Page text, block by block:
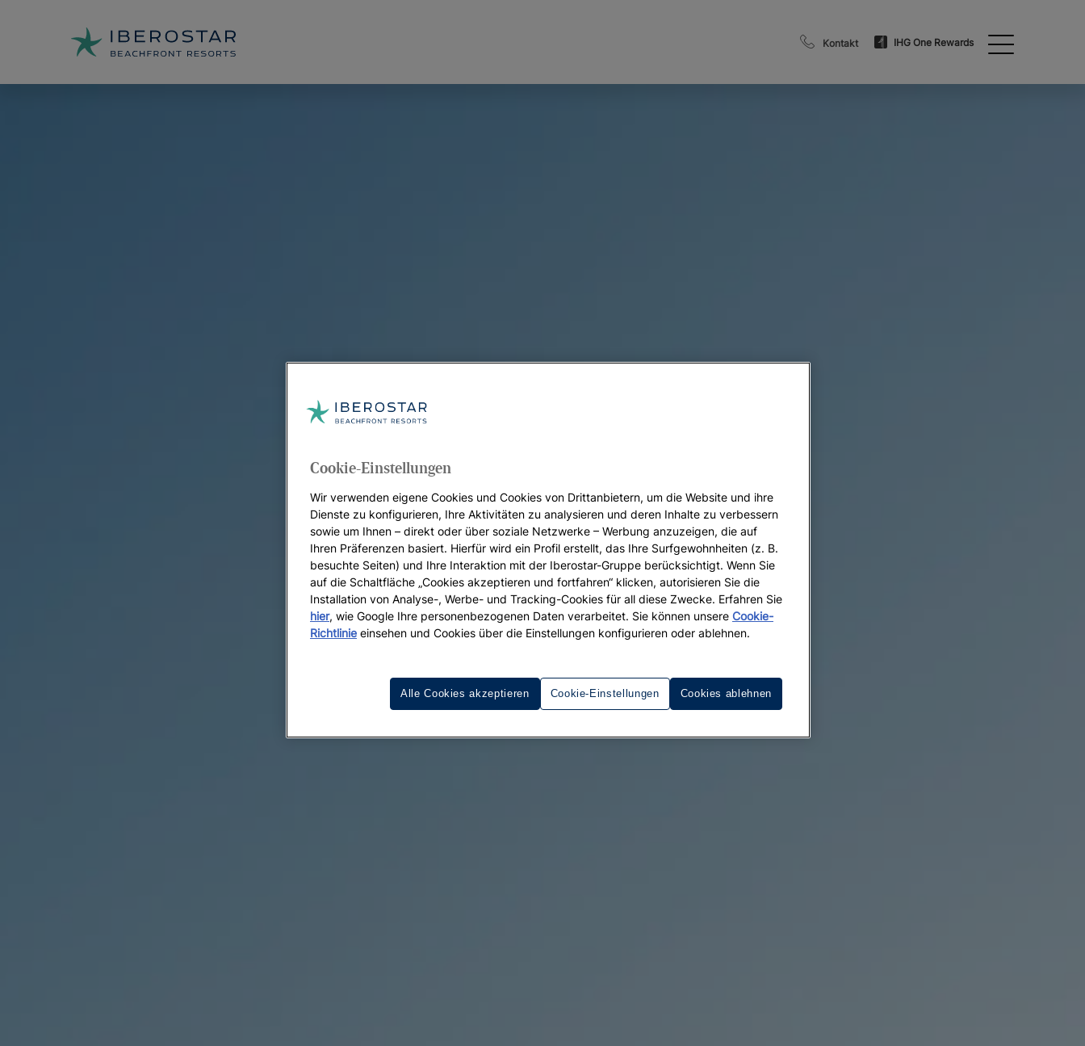
Kontakt IHG One Rewards
Cookie-Einstellungen
Wir verwenden eigene Cookies und Cookies von Drittanbietern, um die Website und ihre
Dienste zu konfigurieren, Ihre Aktivitäten zu analysieren und deren Inhalte zu verbessern
sowie um Ihnen – direkt oder über soziale Netzwerke – Werbung anzuzeigen, die auf
Ihren Präferenzen basiert. Hierfür wird ein Profil erstellt, das Ihre Surfgewohnheiten (z. B.
besuchte Seiten) und Ihre Interaktion mit der Iberostar-Gruppe berücksichtigt. Wenn Sie
auf die Schaltfläche „Cookies akzeptieren und fortfahren“ klicken, autorisieren Sie die
Installation von Analyse-, Werbe- und Tracking-Cookies für all diese Zwecke. Erfahren Sie
hier, wie Google Ihre personenbezogenen Daten verarbeitet. Sie können unsere Cookie-
Richtlinie einsehen und Cookies über die Einstellungen konfigurieren oder ablehnen.
Cookie-Einstellungen Cookies ablehnen
Alle Cookies akzeptieren